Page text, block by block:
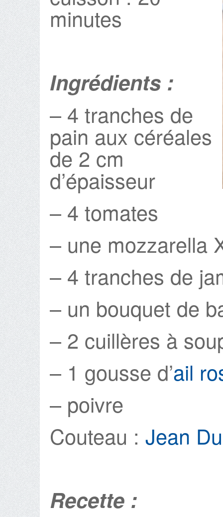
minutes
Ingrédients :
– 4 tranches de
pain aux céréales
de 2 cm
d’épaisseur
– 4 tomates
– une mozzarella
– 4 tranches de
– un bouquet de
– 2 cuillères à
– 1 gousse d’ail
– poivre
Couteau : Jean
Recette :